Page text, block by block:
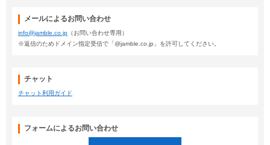
メールによるお問い合わせ
info@jamble.co.jp （お問い合わせ専用）
※返信のためドメイン指定受信で「@jamble.co.jp」を許可してください。
チャット
チャット利用ガイド
フォームによるお問い合わせ